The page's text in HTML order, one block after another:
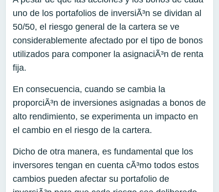
uno de los portafolios de inversiÃ³n se dividan al
50/50, el riesgo general de la cartera se ve
considerablemente afectado por el tipo de bonos
utilizados para componer la asignaciÃ³n de renta
fija.
En consecuencia, cuando se cambia la
proporciÃ³n de inversiones asignadas a bonos de
alto rendimiento, se experimenta un impacto en
el cambio en el riesgo de la cartera.
Dicho de otra manera, es fundamental que los
inversores tengan en cuenta cÃ³mo todos estos
cambios pueden afectar su portafolio de